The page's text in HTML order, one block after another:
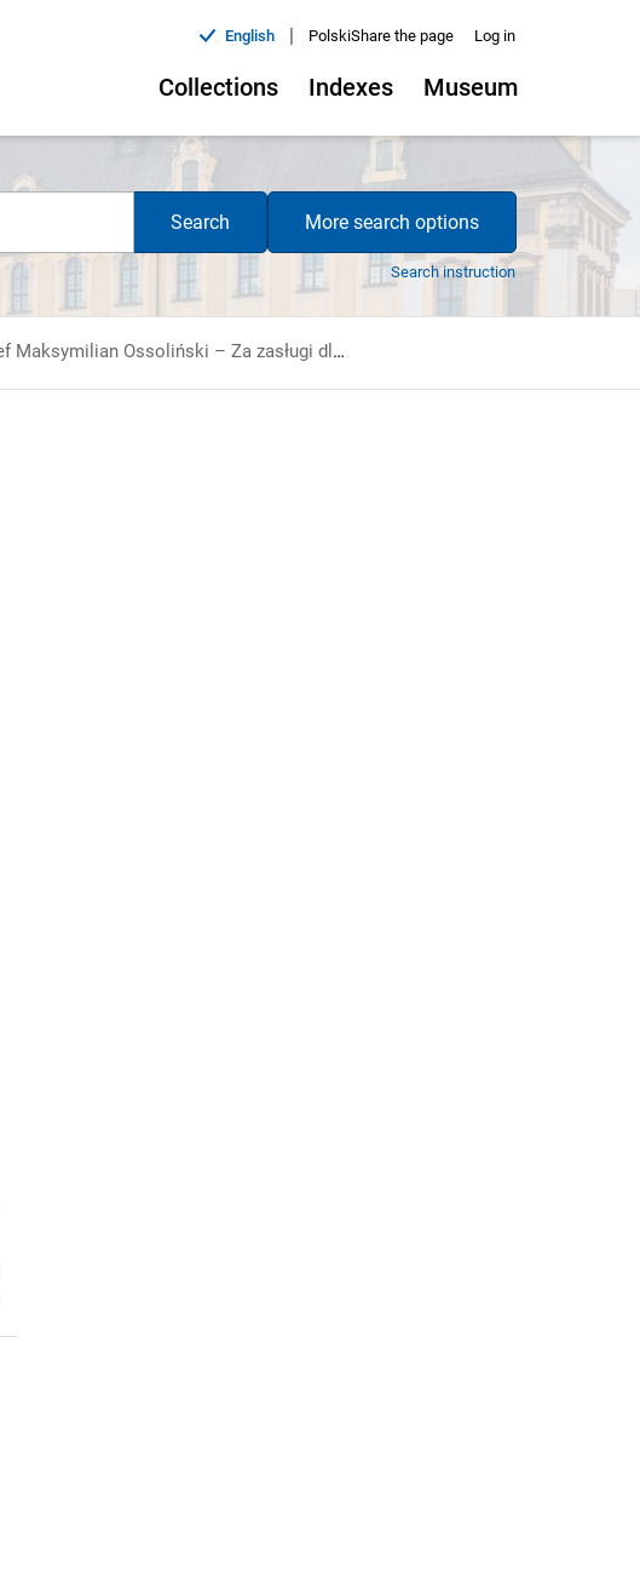
English | PolskiShare the page Log in
Collections Indexes Museum
Search More search options
Search instruction
Józef Maksymilian Ossoliński – Za zasługi dla rozwoju Zakładu Narodowego im. Ossolińskich